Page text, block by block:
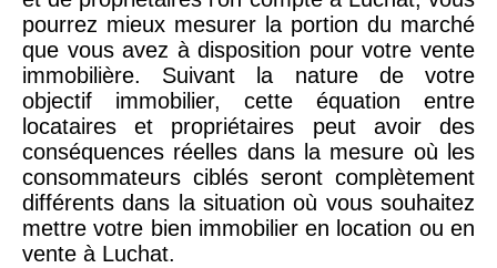
pourrez mieux mesurer la portion du marché
que vous avez à disposition pour votre vente
immobilière. Suivant la nature de votre
objectif immobilier, cette équation entre
locataires et propriétaires peut avoir des
conséquences réelles dans la mesure où les
consommateurs ciblés seront complètement
différents dans la situation où vous souhaitez
mettre votre bien immobilier en location ou en
vente à Luchat.